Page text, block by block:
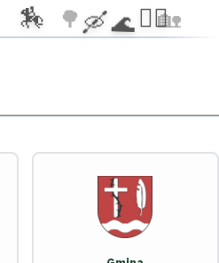
🌳 🏡
🚴‍♂️
🛶 🌊